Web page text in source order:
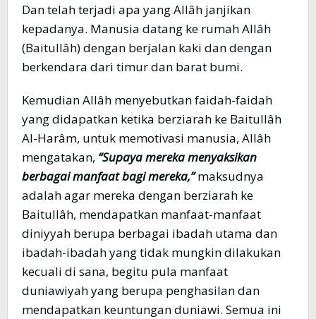
Dan telah terjadi apa yang Allâh janjikan
kepadanya. Manusia datang ke rumah Allâh
(Baitullâh) dengan berjalan kaki dan dengan
berkendara dari timur dan barat bumi.
Kemudian Allâh menyebutkan faidah-faidah
yang didapatkan ketika berziarah ke Baitullâh
Al-Harâm, untuk memotivasi manusia, Allâh
mengatakan, “Supaya mereka menyaksikan
berbagai manfaat bagi mereka,”maksudnya
adalah agar mereka dengan berziarah ke
Baitullâh, mendapatkan manfaat-manfaat
diniyyah berupa berbagai ibadah utama dan
ibadah-ibadah yang tidak mungkin dilakukan
kecuali di sana, begitu pula manfaat
duniawiyah yang berupa penghasilan dan
mendapatkan keuntungan duniawi. Semua ini